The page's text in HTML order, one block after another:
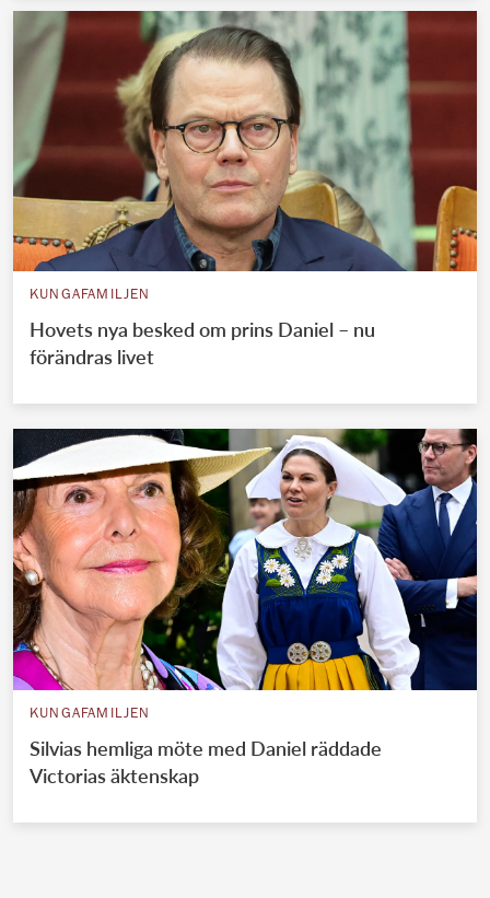
KUNGAFAMILJEN
Hovets nya besked om prins Daniel – nu
förändras livet
KUNGAFAMILJEN
Silvias hemliga möte med Daniel räddade
Victorias äktenskap